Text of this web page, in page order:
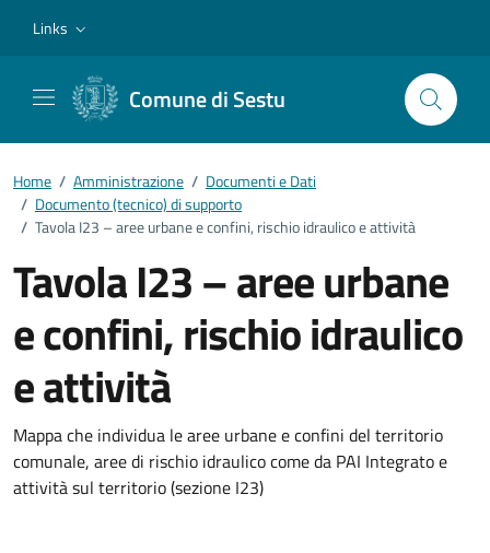
Links
Comune di Sestu
Home / Amministrazione / Documenti e Dati
/ Documento (tecnico) di supporto
/ Tavola I23 – aree urbane e confini, rischio idraulico e attività
Tavola I23 – aree urbane
e confini, rischio idraulico
e attività
Dettagli del documento
Mappa che individua le aree urbane e confini del territorio
comunale, aree di rischio idraulico come da PAI Integrato e
attività sul territorio (sezione I23)